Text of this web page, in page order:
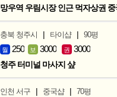
망우역 우림시장 인근 먹자상권
충북 청주시 | 타이샵 | 90평
월 250 보 3000 권 3000
청주 터미널 마사지 샾
인천 서구 | 중국샵 | 70평